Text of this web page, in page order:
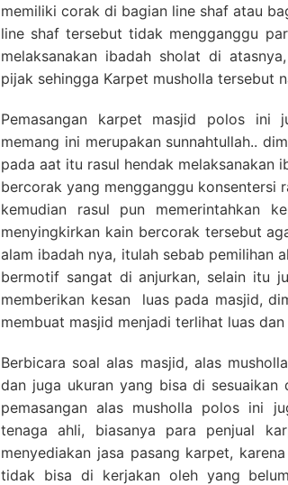
memiliki corak di bagian line shaf atau
line shaf tersebut tidak mengganggu
melaksanakan ibadah sholat di
pijak sehingga Karpet musholla tersebut
Pemasangan karpet masjid polos ini
memang ini merupakan sunnahtullah..
pada aat itu rasul hendak melaksanakan
bercorak yang mengganggu konsentersi
kemudian rasul pun memerintahkan
menyingkirkan kain bercorak tersebut
alam ibadah nya, itulah sebab pemilihan
bermotif sangat di anjurkan, selain itu
memberikan kesan luas pada masjid,
membuat masjid menjadi terlihat luas dan
Berbicara soal alas masjid, alas
dan juga ukuran yang bisa di sesuaikan
pemasangan alas musholla polos ini
tenaga ahli, biasanya para penjual
menyediakan jasa pasang karpet,
tidak bisa di kerjakan oleh yang